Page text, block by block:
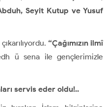
Seyit Kutup ve Yusuf
“Çağımızın ilmî
ü sena ile gençlerimizle
servis eder oldu!..